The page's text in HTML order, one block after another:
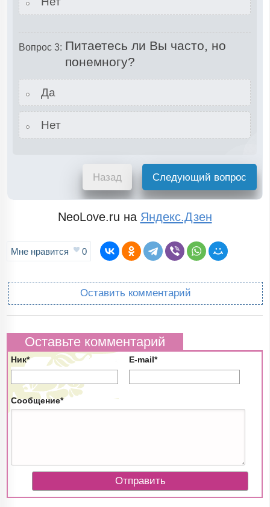
Вопрос 3: Питаетесь ли Вы часто, но
понемногу?
Да
Нет
Назад Следующий вопрос
NeoLove.ru на Яндекс.Дзен
Мне нравится 0
Оставить комментарий
Оставьте комментарий
Ник* E-mail*
Сообщение*